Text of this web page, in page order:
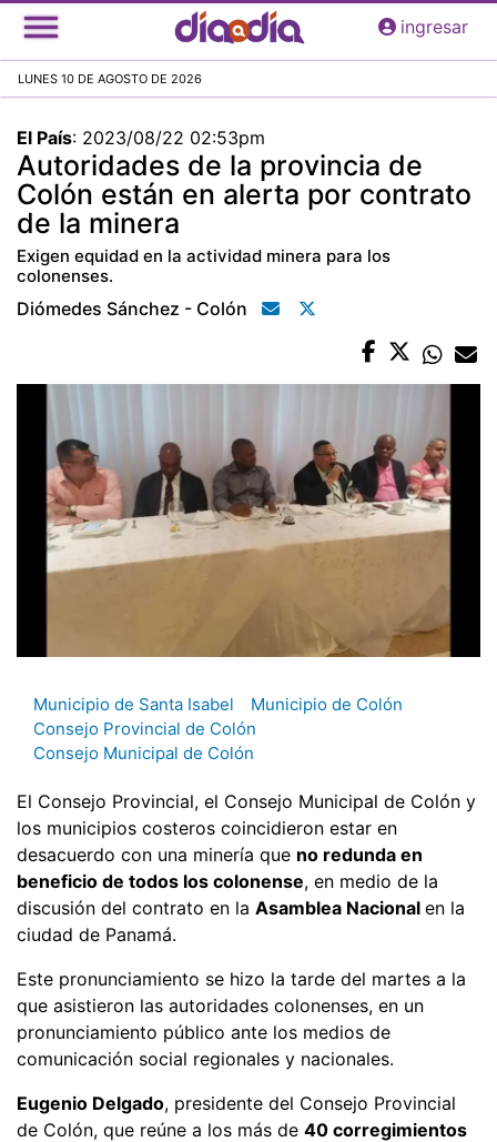
Pasar
al
principal
ingresar
LUNES 10 DE AGOSTO DE 2026
El País: 2023/08/22 02:53pm
Autoridades de la provincia de
Colón están en alerta por contrato
de la minera
Exigen equidad en la actividad minera para los
colonenses.
Diómedes Sánchez - Colón
Municipio de Santa Isabel
Municipio de Colón
Consejo Provincial de Colón
Consejo Municipal de Colón
El Consejo Provincial, el Consejo Municipal de Colón y
los municipios costeros coincidieron estar en
desacuerdo con una minería que no redunda en
beneficio de todos los colonense, en medio de la
discusión del contrato en la Asamblea Nacional en la
ciudad de Panamá.
Este pronunciamiento se hizo la tarde del martes a la
que asistieron las autoridades colonenses, en un
pronunciamiento público ante los medios de
comunicación social regionales y nacionales.
Eugenio Delgado, presidente del Consejo Provincial
de Colón, que reúne a los más de 40 corregimientos